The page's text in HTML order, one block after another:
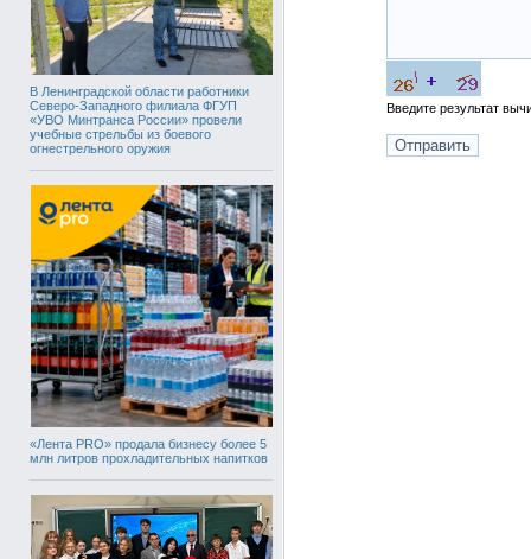
В Ленинградской области работники
Северо-Западного филиала ФГУП
«УВО Минтранса России» провели
учебные стрельбы из боевого
огнестрельного оружия
«Лента PRO» продала бизнесу более 5
млн литров прохладительных напитков
Введите результат